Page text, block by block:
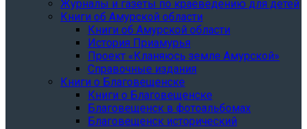
Журналы и газеты по краеведению для детей
Книги об Амурской области
Книги об Амурской области
История Приамурья
Проект «Кланяюсь земле Амурской»
Справочные издания
Книги о Благовещенске
Книги о Благовещенске
Благовещенск в фотоальбомах
Благовещенск исторический